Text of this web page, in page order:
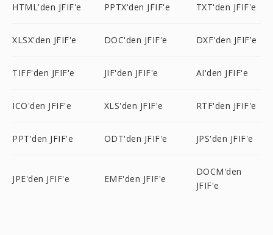
HTML'den JFIF'e PPTX'den JFIF'e TXT'den JFIF'e
XLSX'den JFIF'e DOC'den JFIF'e DXF'den JFIF'e
TIFF'den JFIF'e JIF'den JFIF'e AI'den JFIF'e
ICO'den JFIF'e XLS'den JFIF'e RTF'den JFIF'e
PPT'den JFIF'e ODT'den JFIF'e JPS'den JFIF'e
JPE'den JFIF'e EMF'den JFIF'e
DOCM'den
JFIF'e